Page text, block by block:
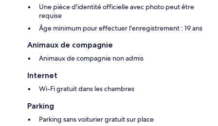
Une pièce d'identité officielle avec photo peut être
requise
Âge minimum pour effectuer l'enregistrement : 19 ans
Animaux de compagnie
Animaux de compagnie non admis
Internet
Wi-Fi gratuit dans les chambres
Parking
Parking sans voiturier gratuit sur place